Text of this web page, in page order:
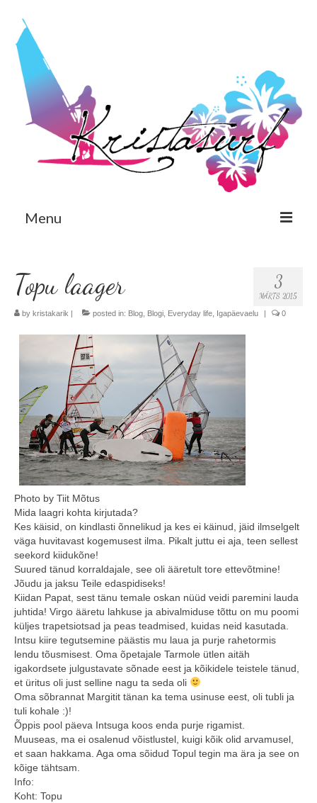
Menu
Eng
Avaleht
Koolitused
Algkoolitus
Tuleks veel
Sammud isikliku varustuseni (5x)
Personaalne koolitus
Koolitusüritused ettevõttele või seltskonnale
Reisid
Toimunud reisid
Kontakt
Uudised ja blogi
3
MÄRTS 2015
Topu laager
by kristakarik | posted in: Blog Blogi Everyday life Igapäevaelu | 0
Photo by Tiit Mõtus
Mida laagri kohta kirjutada?
Kes käisid, on kindlasti õnnelikud ja kes ei käinud, jäid ilmselgelt
väga huvitavast kogemusest ilma. Pikalt juttu ei aja, teen sellest
seekord kiidukõne!
Suured tänud korraldajale, see oli ääretult tore ettevõtmine!
Jõudu ja jaksu Teile edaspidiseks!
Kiidan Papat, sest tänu temale oskan nüüd veidi paremini lauda
juhtida! Virgo ääretu lahkuse ja abivalmiduse tõttu on mu poomi
küljes trapetsiotsad ja peas teadmised, kuidas neid kasutada.
Intsu kiire tegutsemine päästis mu laua ja purje rahetormis
lendu tõusmisest. Oma õpetajale Tarmole ütlen aitäh
igakordsete julgustavate sõnade eest ja kõikidele teistele tänud,
et üritus oli just selline nagu ta seda oli
Oma sõbrannat Margitit tänan ka tema usinuse eest, oli tubli ja
tuli kohale :)!
Õppis pool päeva Intsuga koos enda purje rigamist.
Muuseas, ma ei osalenud võistlustel, kuigi kõik olid arvamusel,
et saan hakkama. Aga oma sõidud Topul tegin ma ära ja see on
kõige tähtsam.
Info:
Koht: Topu